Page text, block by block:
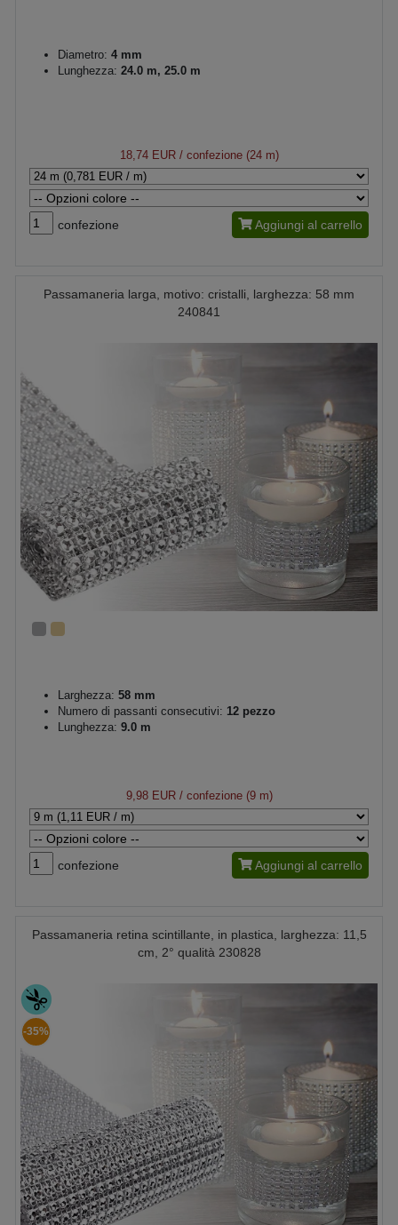
Diametro: 4 mm
Lunghezza: 24.0 m, 25.0 m
18,74 EUR/ confezione (24 m)
confezione Aggiungi al carrello
Passamaneria larga, motivo: cristalli, larghezza: 58 mm
240841
Larghezza: 58 mm
Numero di passanti consecutivi: 12 pezzo
Lunghezza: 9.0 m
9,98 EUR/ confezione (9 m)
confezione Aggiungi al carrello
Passamaneria retina scintillante, in plastica, larghezza: 11,5
cm, 2° qualità 230828
-35%